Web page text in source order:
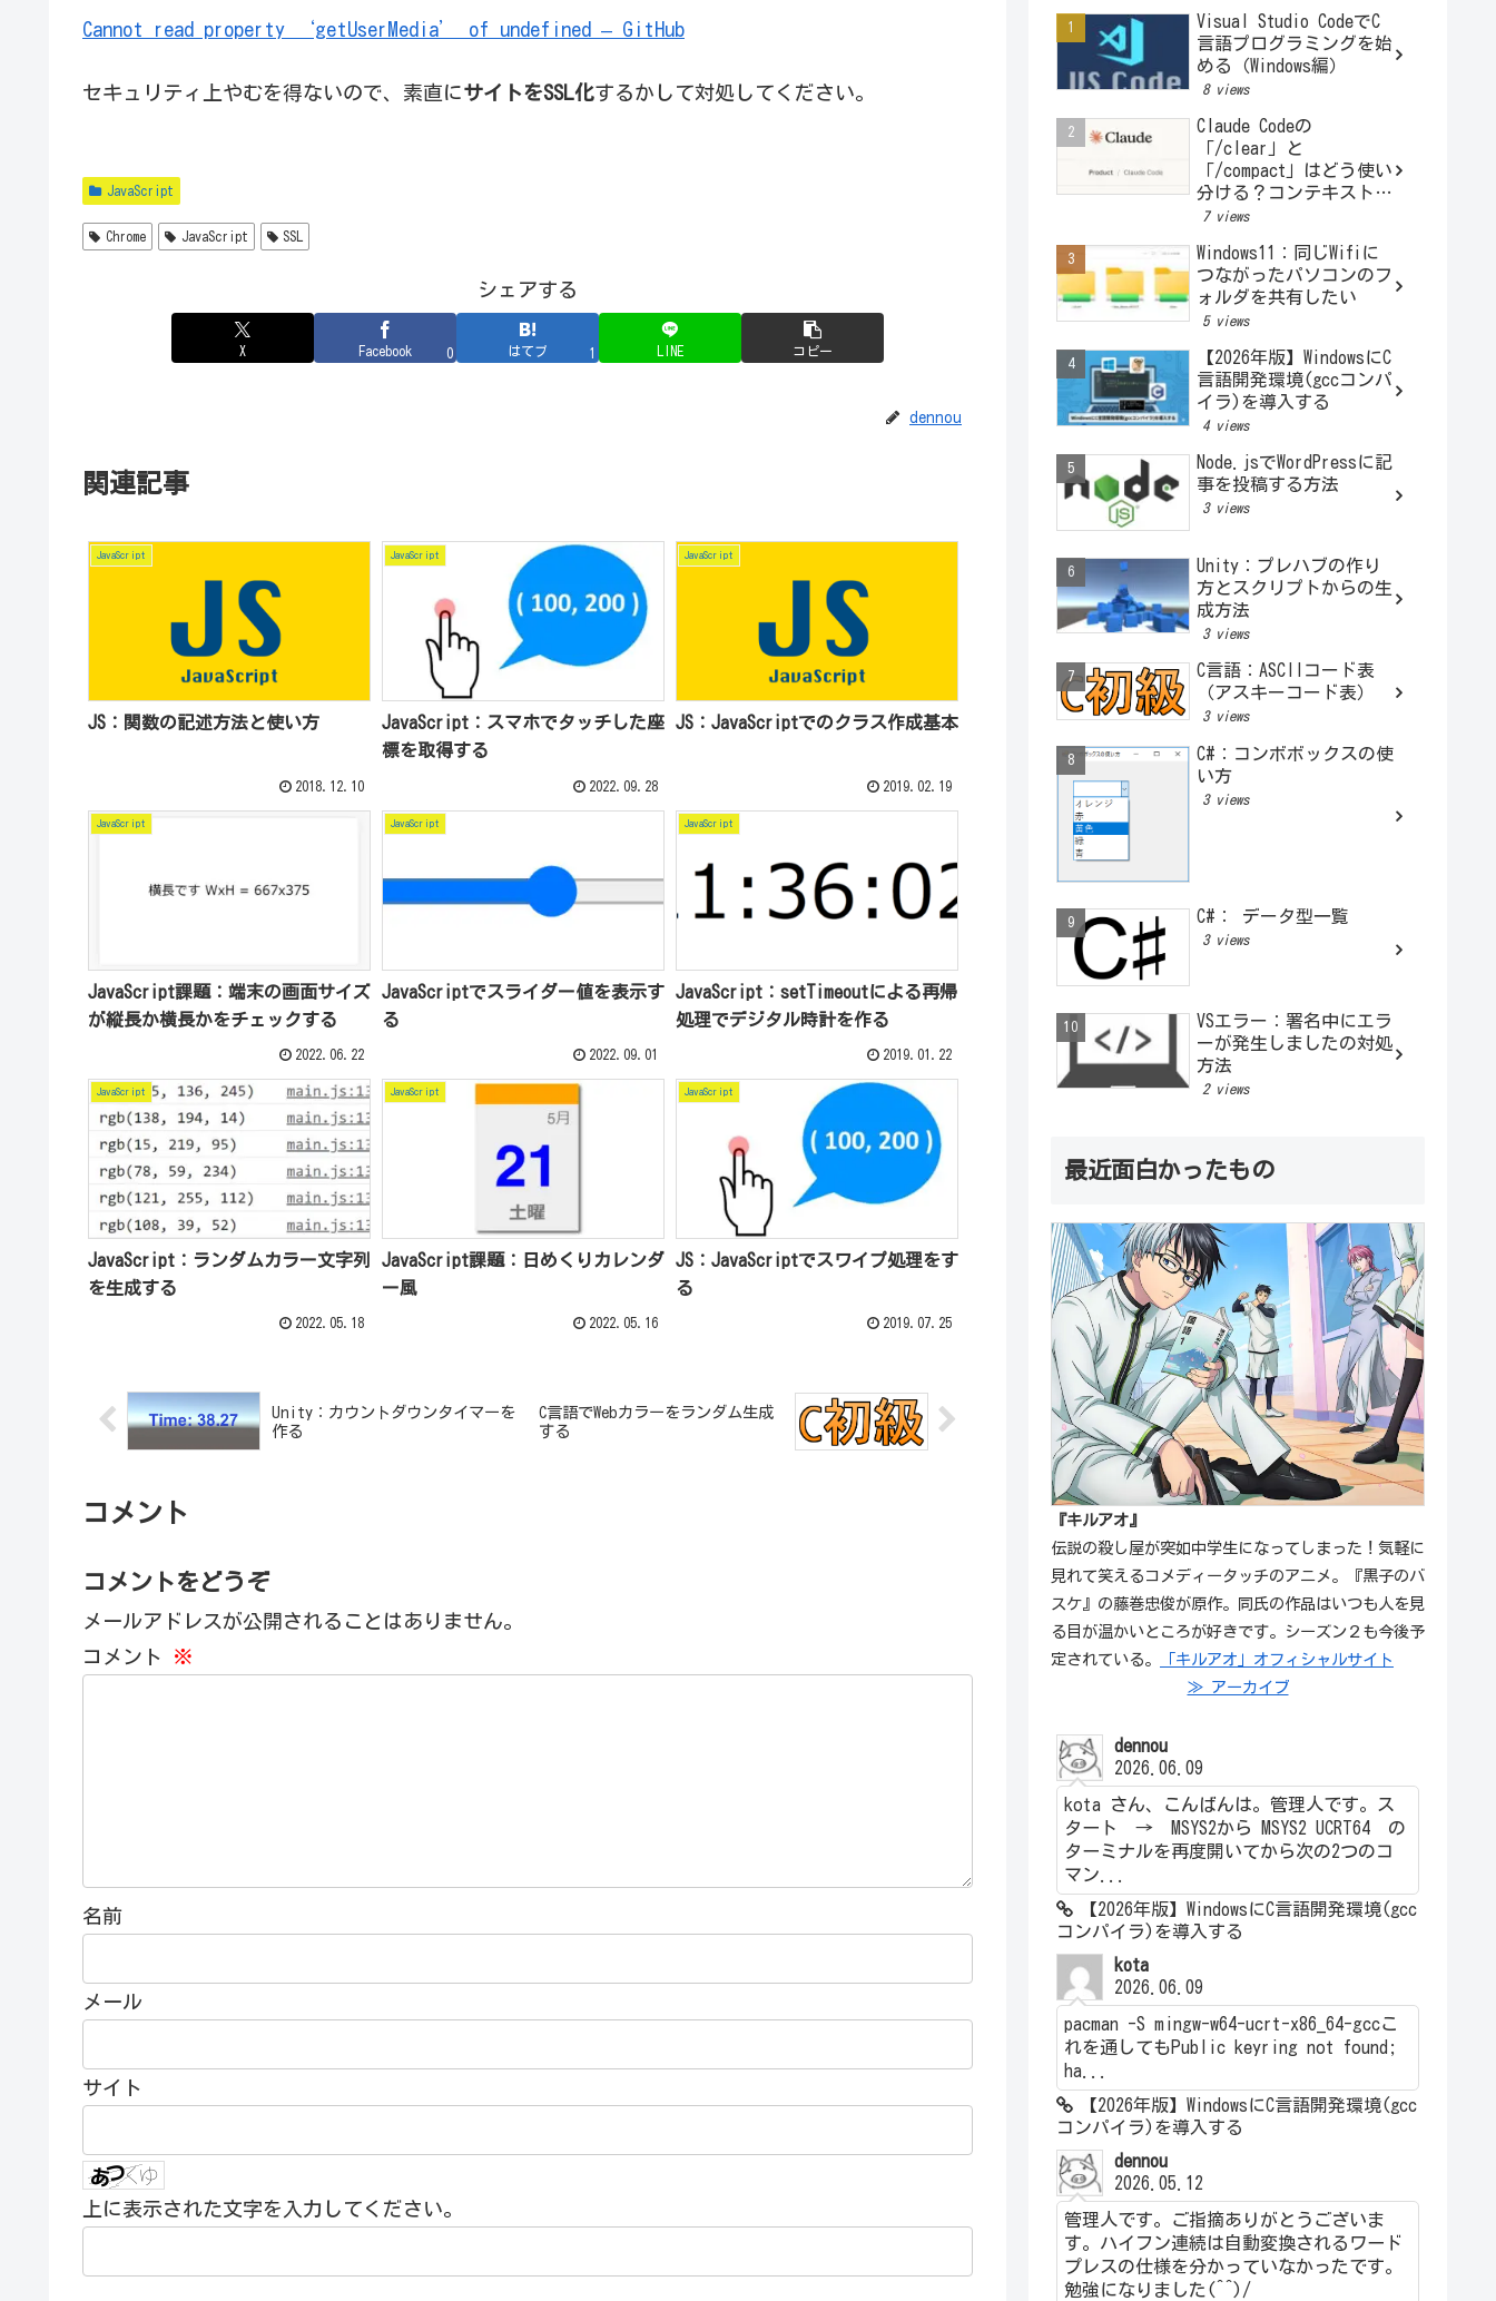
Cannot read property ‘getUserMedia’ of undefined – GitHub
セキュリティ上やむを得ないので、素直にサイトをSSL化するかして対処してください。
JavaScript
Chrome JavaScript SSL
シェアする
X Facebook 0 はてブ 1 LINE コピー
dennou
関連記事
JavaScript
JS：関数の記述方法と使い方
2018.12.10
JavaScript
JavaScript：スマホでタッチした座
標を取得する
2022.09.28
JavaScript
JS：JavaScriptでのクラス作成基本
2019.02.19
JavaScript
JavaScript課題：端末の画面サイズ
が縦長か横長かをチェックする
2022.06.22
JavaScript
JavaScriptでスライダー値を表示す
る
2022.09.01
JavaScript
JavaScript：setTimeoutによる再帰
処理でデジタル時計を作る
2019.01.22
JavaScript
JavaScript：ランダムカラー文字列
を生成する
2022.05.18
JavaScript
JavaScript課題：日めくりカレンダ
ー風
2022.05.16
JavaScript
JS：JavaScriptでスワイプ処理をす
る
2019.07.25
Unity：カウントダウンタイマーを
作る
C言語でWebカラーをランダム生成
する
コメント
コメントをどうぞ
メールアドレスが公開されることはありません。
コメント
※
名前
メール
サイト
上に表示された文字を入力してください。
Visual Studio CodeでC
言語プログラミングを始
める（Windows編）
8 views
Claude Codeの
「/clear」と
「/compact」はどう使い
分ける？コンテキストと
トークンを図解でわかり
7 views
Windows11：同じWifiに
つながったパソコンのフ
ォルダを共有したい
5 views
【2026年版】WindowsにC
言語開発環境(gccコンパ
イラ)を導入する
4 views
Node.jsでWordPressに記
事を投稿する方法
3 views
Unity：プレハブの作り
方とスクリプトからの生
成方法
3 views
C言語：ASCIIコード表
（アスキーコード表）
3 views
C#：コンボボックスの使
い方
3 views
C#： データ型一覧
3 views
VSエラー：署名中にエラ
ーが発生しましたの対処
方法
2 views
最近面白かったもの
『キルアオ』
伝説の殺し屋が突如中学生になってしまった！気軽に
見れて笑えるコメディータッチのアニメ。『黒子のバ
スケ』の藤巻忠俊が原作。同氏の作品はいつも人を見
る目が温かいところが好きです。シーズン２も今後予
定されている。
「キルアオ」オフィシャルサイト
≫ アーカイブ
dennou
2026.06.09
kota さん、こんばんは。管理人です。ス
タート → MSYS2から MSYS2 UCRT64 の
ターミナルを再度開いてから次の2つのコ
マン...
【2026年版】WindowsにC言語開発環境(gcc
コンパイラ)を導入する
kota
2026.06.09
pacman -S mingw-w64-ucrt-x86_64-gccこ
れを通してもPublic keyring not found;
ha...
【2026年版】WindowsにC言語開発環境(gcc
コンパイラ)を導入する
dennou
2026.05.12
管理人です。ご指摘ありがとうございま
す。ハイフン連続は自動変換されるワード
プレスの仕様を分かっていなかったです。
勉強になりました(^^)/